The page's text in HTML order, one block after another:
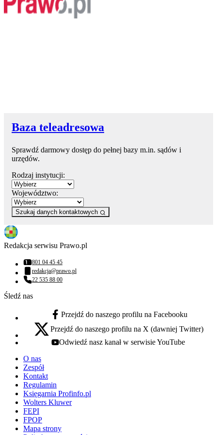
Baza teleadresowa
Sprawdź darmowy dostęp do pełnej bazy m.in. sądów i
urzędów.
Rodzaj instytucji:
Województwo:
Szukaj danych kontaktowych
Redakcja serwisu Prawo.pl
Numer telefonu:
801 04 45 45
Adres email:
redakcja@prawo.pl
Numer telefonu:
22 535 88 00
Śledź nas
facebook - otwiera się w nowej karcie
Przejdź do naszego profilu na Facebooku
x - otwiera się w nowej karcie
Przejdź do naszego profilu na X (dawniej Twitter)
youtube - otwiera się w nowej karcie
Odwiedź nasz kanał w serwisie YouTube
O nas
Zespół
Kontakt
Regulamin
Księgarnia Profinfo.pl
Wolters Kluwer
FEPI
FPOP
Mapa strony